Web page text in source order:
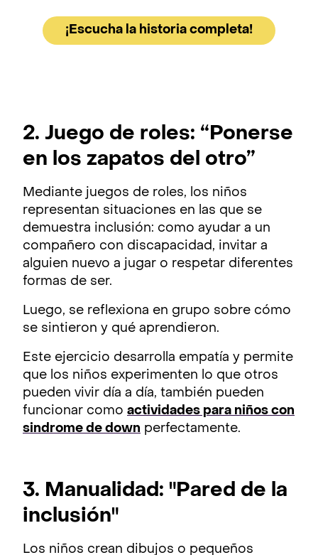
¡Escucha la historia completa!
2. Juego de roles: “Ponerse
en los zapatos del otro”
Mediante juegos de roles, los niños
representan situaciones en las que se
demuestra inclusión: como ayudar a un
compañero con discapacidad, invitar a
alguien nuevo a jugar o respetar diferentes
formas de ser.
Luego, se reflexiona en grupo sobre cómo
se sintieron y qué aprendieron.
Este ejercicio desarrolla empatía y permite
que los niños experimenten lo que otros
pueden vivir día a día, también pueden
funcionar como actividades para niños con
sindrome de down perfectamente.
3. Manualidad: "Pared de la
inclusión"
Los niños crean dibujos o pequeños